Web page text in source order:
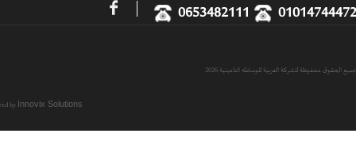
0653482111
محفوظة للشركة العربية للوساطه التأمينية 2026
Powered byInnovix Solutions